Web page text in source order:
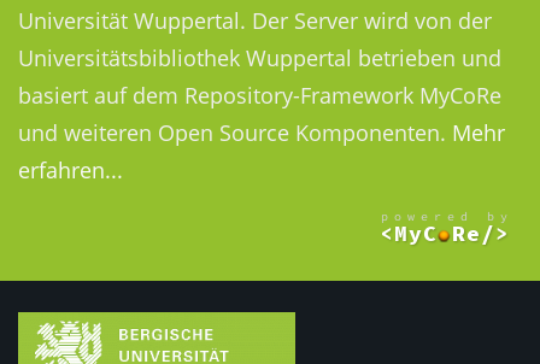
Universität Wuppertal. Der Server wird von der
Universitätsbibliothek Wuppertal betrieben und
basiert auf dem Repository-Framework MyCoRe
und weiteren Open Source Komponenten. Mehr
erfahren...